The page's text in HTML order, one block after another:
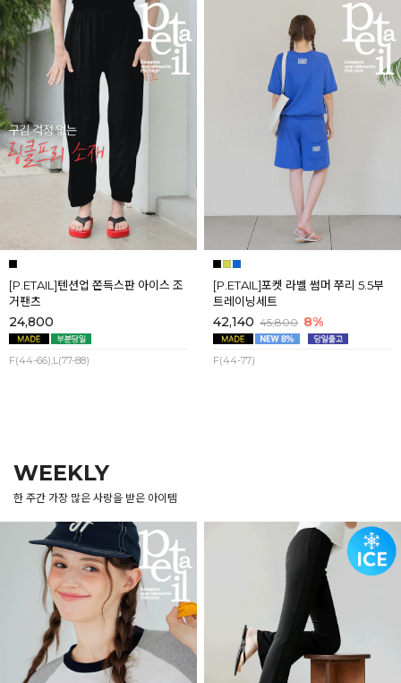
[P.ETAIL]텐션업 쫀득스판 아이스 조
거팬츠
24,800
F(44-66),L(77-88)
[P.ETAIL]포켓 라벨 썸머 쭈리 5.5부
트레이닝세트
42,140 45,800 8%
F(44-77)
WEEKLY
한 주간 가장 많은 사랑을 받은 아이템